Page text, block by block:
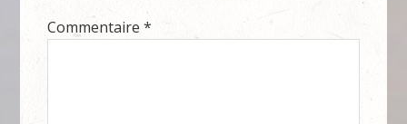
Commentaire*